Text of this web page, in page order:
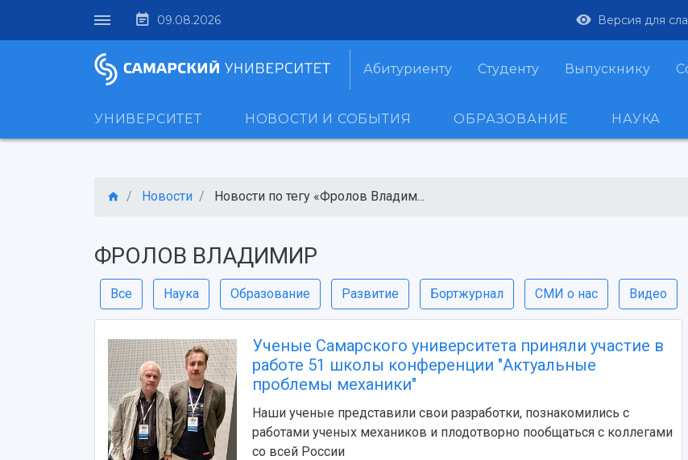
09.08.2026 Версия для
Абитуриенту Студенту Выпускнику
УНИВЕРСИТЕТ НОВОСТИ И СОБЫТИЯ ОБРАЗОВАНИЕ НАУКА
Новости Новости по тегу «Фролов Владим...
ФРОЛОВ ВЛАДИМИР
Все Наука Образование Развитие Бортжурнал СМИ о нас Видео
Ученые Самарского университета приняли участие в
работе 51 школы конференции "Актуальные
проблемы механики"
Наши ученые представили свои разработки, познакомились с
работами ученых механиков и плодотворно пообщаться с коллегами
со всей России